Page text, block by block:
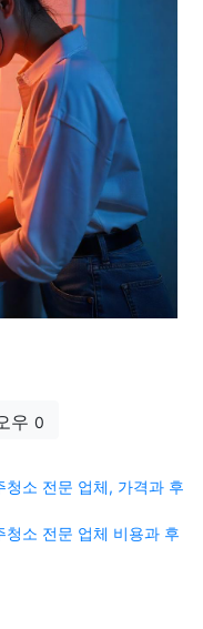
우 0
소 전문 업체, 가격과 후
소 전문 업체 비용과 후